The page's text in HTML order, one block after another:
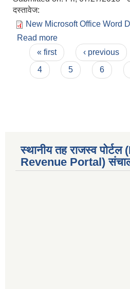
दस्तावेज:
New Microsoft Office Word
Read more
Pages
« first ‹ previous
4
5 6
स्थानीय तह राजस्व
Revenue Portal)